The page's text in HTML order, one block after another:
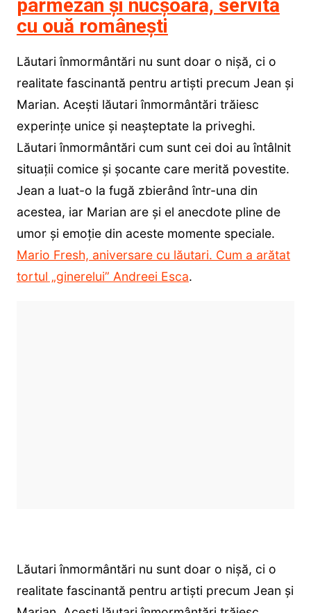
parmezan şi nucşoară, servită
cu ouă românești
Lăutari înmormântări nu sunt doar o nișă, ci o
realitate fascinantă pentru artiști precum Jean și
Marian. Acești lăutari înmormântări trăiesc
experințe unice și neașteptate la priveghi.
Lăutari înmormântări cum sunt cei doi au întâlnit
situații comice și șocante care merită povestite.
Jean a luat-o la fugă zbierând într-una din
acestea, iar Marian are și el anecdote pline de
umor și emoție din aceste momente speciale.
Mario Fresh, aniversare cu lăutari. Cum a arătat
tortul „ginerelui” Andreei Esca.
Lăutari înmormântări nu sunt doar o nișă, ci o
realitate fascinantă pentru artiști precum Jean și